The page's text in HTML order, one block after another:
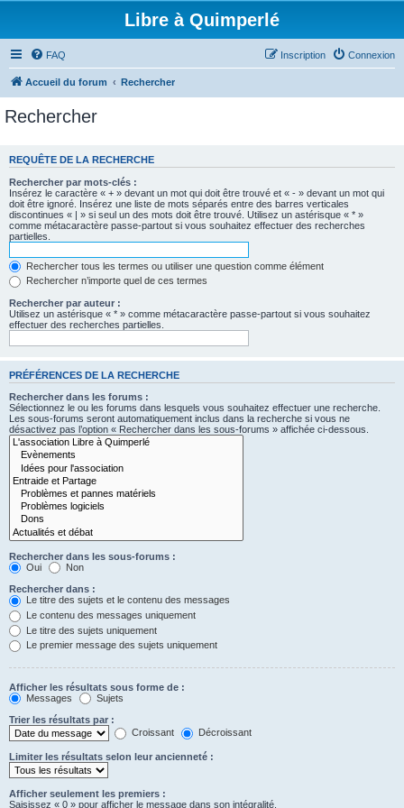
Libre à Quimperlé
FAQ Connexion
Inscription
Accueil du forum Rechercher
Rechercher
REQUÊTE DE LA RECHERCHE
Rechercher par mots-clés :
Insérez le caractère « + » devant un mot qui doit être trouvé et « - » devant un mot qui
doit être ignoré. Insérez une liste de mots séparés entre des barres verticales
discontinues « | » si seul un des mots doit être trouvé. Utilisez un astérisque « * »
comme métacaractère passe-partout si vous souhaitez effectuer des recherches
partielles.
Rechercher tous les termes ou utiliser une question comme élément
Rechercher n’importe quel de ces termes
Rechercher par auteur :
Utilisez un astérisque « * » comme métacaractère passe-partout si vous souhaitez
effectuer des recherches partielles.
PRÉFÉRENCES DE LA RECHERCHE
Rechercher dans les forums :
Sélectionnez le ou les forums dans lesquels vous souhaitez effectuer une recherche.
Les sous-forums seront automatiquement inclus dans la recherche si vous ne
désactivez pas l’option « Rechercher dans les sous-forums » affichée ci-dessous.
Rechercher dans les sous-forums :
Oui
Non
Rechercher dans :
Le titre des sujets et le contenu des messages
Le contenu des messages uniquement
Le titre des sujets uniquement
Le premier message des sujets uniquement
Afficher les résultats sous forme de :
Messages
Sujets
Trier les résultats par :
Croissant
Décroissant
Limiter les résultats selon leur ancienneté :
Afficher seulement les premiers :
Saisissez « 0 » pour afficher le message dans son intégralité.